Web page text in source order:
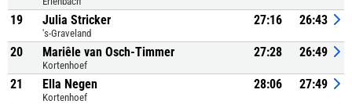
19 Julia Stricker
's-Graveland
27:16 26:43
20 Mariêle van Osch-Timmer
Kortenhoef
27:28 26:49
21 Ella Negen
Kortenhoef
28:06 27:49